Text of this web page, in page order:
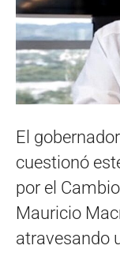
El
cuestionó
por el
Mauricio
atravesando